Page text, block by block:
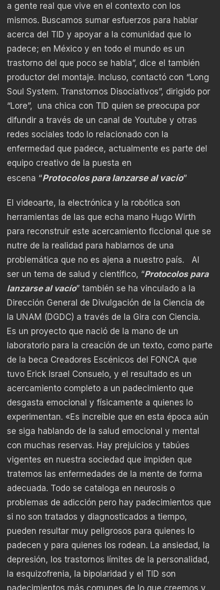
a gente real que vive en el contexto con los
mismos. Buscamos sumar esfuerzos para hablar
acerca del TID y apoyar a la comunidad que lo
padece; en México y en todo el mundo es un
trastorno del que poco se habla”, dice el también
productor del montaje. Incluso, contactó con “Long
Soul System. Transtornos Disociativos”, dirigido por
“Lore”, una chica con TID quien se preocupa por
difundir a través de un canal de Youtube y otras
redes sociales todo lo relacionado con la
enfermedad que padece, actualmente es parte del
equipo creativo de la puesta en
escena “Protocolos para lanzarse al vacío”
El videoarte, la electrónica y la robótica son
herramientas de las que echa mano Hugo Wirth
para reconstruir este acercamiento ficcional que se
nutre de la realidad para hablarnos de una
problemática que no es ajena a nuestro país. Al
ser un tema de salud y científico, “Protocolos para
lanzarse al vacío” también se ha vinculado a la
Dirección General de Divulgación de la Ciencia de
la UNAM (DGDC) a través de la Gira con Ciencia.
Es un proyecto que nació de la mano de un
laboratorio para la creación de un texto, como parte
de la beca Creadores Escénicos del FONCA que
tuvo Erick Israel Consuelo, y el resultado es un
acercamiento completo a un padecimiento que
desgasta emocional y físicamente a quienes lo
experimentan. «Es increíble que en esta época aún
se siga hablando de la salud emocional y mental
con muchas reservas. Hay prejuicios y tabúes
vigentes en nuestra sociedad que impiden que
tratemos las enfermedades de la mente de forma
adecuada. Todo se cataloga en neurosis o
problemas de adicción pero hay padecimientos que
si no son tratados y diagnosticados a tiempo,
pueden resultar muy peligrosos para quienes lo
padecen y para quienes los rodean. La ansiedad, la
depresión, los trastornos límites de la personalidad,
la esquizofrenia, la bipolaridad y el TID son